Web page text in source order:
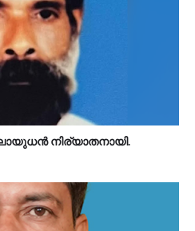
നിര്യാതനായി.